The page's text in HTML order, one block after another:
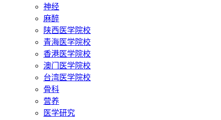
神经
麻醉
陕西医学院校
青海医学院校
香港医学院校
澳门医学院校
台湾医学院校
骨科
营养
医学研究